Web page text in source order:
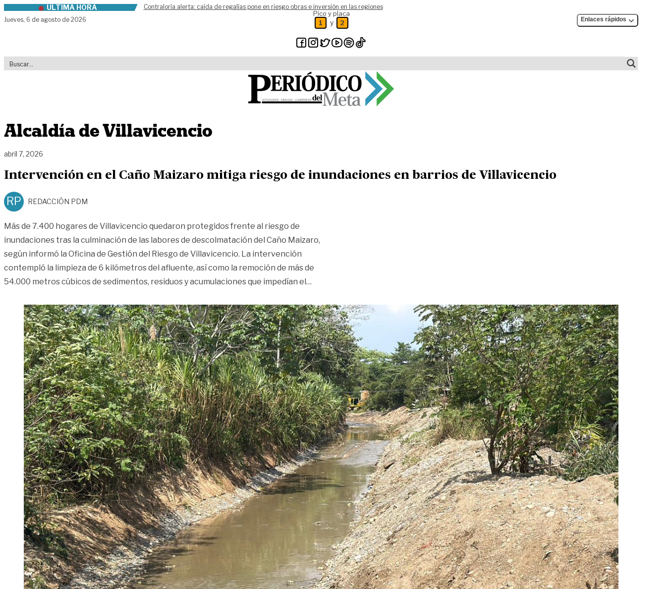
Skip to contentÚLTIMA HORA
Contraloría alerta: caída de regalías pone en riesgo obras e inversión en las regiones
Jueves, 6 de agosto de 2026
Pico y placa
1 y 2 Enlaces rápidos
Alcaldía de Villavicencio
abril 7, 2026
Intervención en el Caño Maizaro mitiga riesgo de inundaciones en barrios de Villavicencio
RP REDACCIÓN PDM
Más de 7.400 hogares de Villavicencio quedaron protegidos frente al riesgo de
inundaciones tras la culminación de las labores de descolmatación del Caño Maizaro,
según informó la Oficina de Gestión del Riesgo de Villavicencio. La intervención
contempló la limpieza de 6 kilómetros del afluente, así como la remoción de más de
54.000 metros cúbicos de sedimentos, residuos y acumulaciones que impedían el…